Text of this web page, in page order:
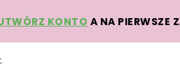
KONTO A NA PIERWSZE